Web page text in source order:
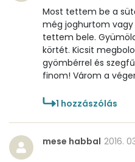
Mangán
Szénhidrát
Élelmi rost
Most tettem be a
még joghurtom
tettem bele.
körtét. Kicsit
gyömbérrel és
finom! Várom a
1 hozzászólás
mese habbal 2016.